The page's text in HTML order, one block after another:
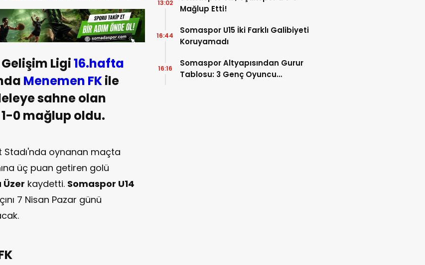
Gelişim Ligi16.hafta
Menemen FKile
sahne olan
1-0 mağlup oldu.
Stadı'nda oynanan maçta
üç puan getiren golü
Üzer kaydetti. Somaspor U14
7 Nisan Pazar günü
Mağlup Etti!
13:02
Somaspor U15 İki Farklı Galibiyeti
Koruyamadı
16:44
Somaspor Altyapısından Gurur
Tablosu: 3 Genç Oyuncu
16:16